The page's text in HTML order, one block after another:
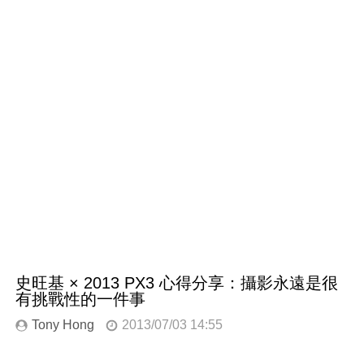
史旺基 × 2013 PX3 心得分享：攝影永遠是很
有挑戰性的一件事
Tony Hong 2013/07/03 14:55